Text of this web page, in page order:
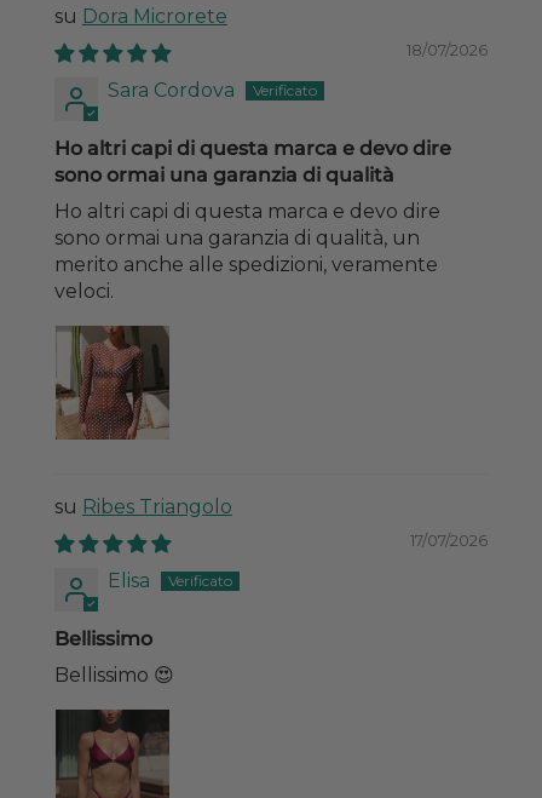
Dora Microrete
18/07/2026
Sara Cordova
Ho altri capi di questa marca e devo dire
sono ormai una garanzia di qualità
Ho altri capi di questa marca e devo dire
sono ormai una garanzia di qualità, un
merito anche alle spedizioni, veramente
veloci.
Ribes Triangolo
17/07/2026
Elisa
Bellissimo
Bellissimo 😍